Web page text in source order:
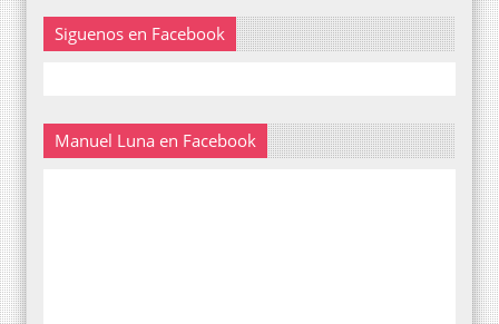
Siguenos en Facebook
Manuel Luna en Facebook